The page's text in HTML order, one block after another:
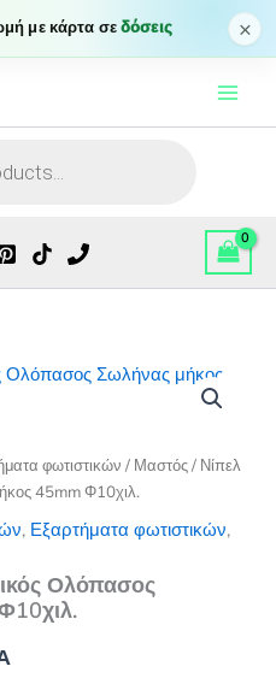
με κάρτα σεδόσεις ×
φωτιστικών / Μαστός / Νίπελ
45mm Φ10χιλ.
, Εξαρτήματα φωτιστικών,
Ολόπασος